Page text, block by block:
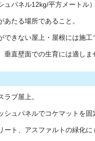
ュパネル12kg/平方メートル）
あたる場所であること。
できない屋上・屋根には施工
垂直壁面での生育には適しま
ラブ屋上。
シュパネルでコケマットを固
ート、アスファルトの緑化に